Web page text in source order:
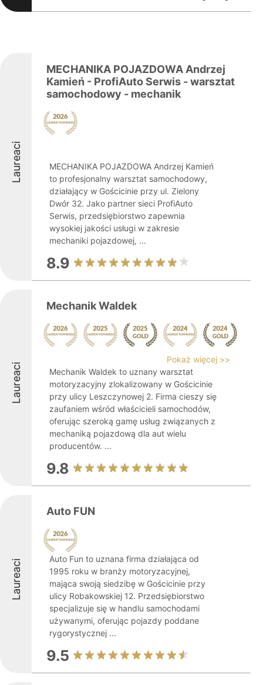
Laureaci
MECHANIKA POJAZDOWA Andrzej
Kamień - ProfiAuto Serwis - warsztat
samochodowy - mechanik
MECHANIKA POJAZDOWA Andrzej Kamień
to profesjonalny warsztat samochodowy,
działający w Gościcinie przy ul. Zielony
Dwór 32. Jako partner sieci ProfiAuto
Serwis, przedsiębiorstwo zapewnia
wysokiej jakości usługi w zakresie
mechaniki pojazdowej, ...
8.9
Laureaci
Mechanik Waldek
Pokaż więcej >>
Mechanik Waldek to uznany warsztat
motoryzacyjny zlokalizowany w Gościcinie
przy ulicy Leszczynowej 2. Firma cieszy się
zaufaniem wśród właścicieli samochodów,
oferując szeroką gamę usług związanych z
mechaniką pojazdową dla aut wielu
producentów. ...
9.8
Laureaci
Auto FUN
Auto Fun to uznana firma działająca od
1995 roku w branży motoryzacyjnej,
mająca swoją siedzibę w Gościcinie przy
ulicy Robakowskiej 12. Przedsiębiorstwo
specjalizuje się w handlu samochodami
używanymi, oferując pojazdy poddane
rygorystycznej ...
9.5